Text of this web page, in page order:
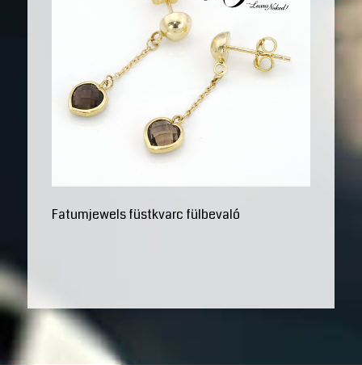
Fatumjewels füstkvarc fülbevaló